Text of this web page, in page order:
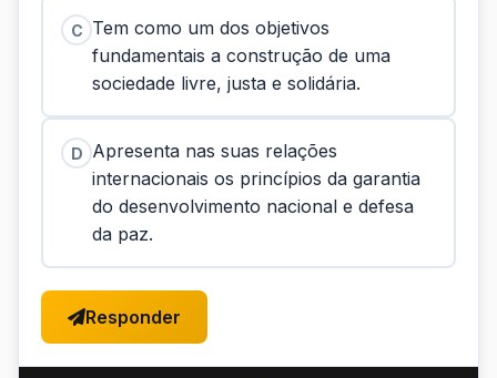
C Tem como um dos objetivos
fundamentais a construção de uma
sociedade livre, justa e solidária.
D Apresenta nas suas relações
internacionais os princípios da garantia
do desenvolvimento nacional e defesa
da paz.
Responder